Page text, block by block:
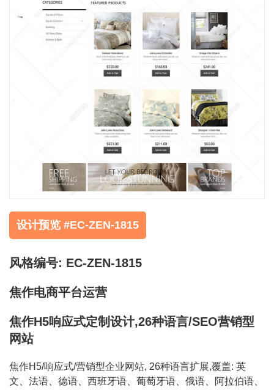
设计预览 #EC-ZEN-1815
风格编号: EC-ZEN-1815
焦作电商平台运营
焦作H5响应式定制设计,26种语言/SEO营销型
网站
焦作H5/响应式/营销型企业网站, 26种语言扩展,覆盖: 英
文、法语、德语、西班牙语、葡萄牙语、俄语、阿拉伯语、